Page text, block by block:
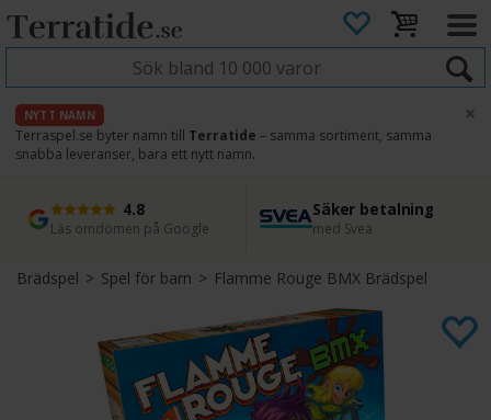
NYTT NAMN
Terraspel.se byter namn till Terratide – samma sortiment, samma
snabba leveranser, bara ett nytt namn.
×
4.8
Läs omdömen på Google
Säker betalning
med Svea
Snabb leverans
Direkt från lager
45 dagars ångerrätt
Enkel retur
Brädspel>Spel för barn> Flamme Rouge BMX Brädspel